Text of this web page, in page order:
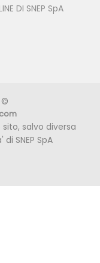
DI SNEP SpA
©
salvo diversa
SNEP SpA